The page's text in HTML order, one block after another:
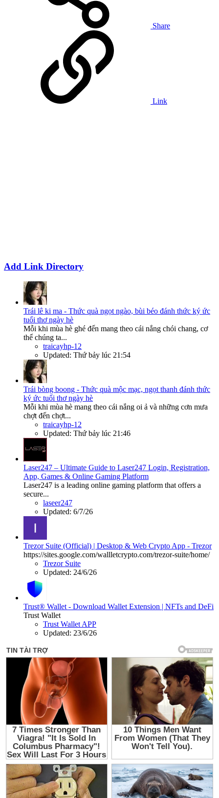
Share
Link
Add Link Directory
Trái lê ki ma - Thức quà ngọt ngào, bùi béo đánh thức ký ức
tuổi thơ ngày hè
Mỗi khi mùa hè ghé đến mang theo cái nắng chói chang, cơ
thể chúng ta...
traicayhp-12
Updated: Thứ bảy lúc 21:54
Trái bòng boong - Thức quà mộc mạc, ngọt thanh đánh thức
ký ức tuổi thơ ngày hè
Mỗi khi mùa hè mang theo cái nắng oi ả và những cơn mưa
chợt đến chợt...
traicayhp-12
Updated: Thứ bảy lúc 21:46
Laser247 – Ultimate Guide to Laser247 Login, Registration,
App, Games & Online Gaming Platform
Laser247 is a leading online gaming platform that offers a
secure...
laseer247
Updated: 6/7/26
Trezor Suite (Official) | Desktop & Web Crypto App - Trezor
https://sites.google.com/wallletcrypto.com/trezor-suite/home/
Trezor Suite
Updated: 24/6/26
Trust® Wallet - Download Wallet Extension | NFTs and DeFi
Trust Wallet
Trust Wallet APP
Updated: 23/6/26